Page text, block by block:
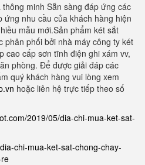
minh Sẵn sàng đáp ứng các
nhu cầu của khách hàng hiện
mẫu mới.Sản phẩm két sắt
phân phối bởi nhà máy công ty két
cao cấp sơn tĩnh điện ghi xám vv,
phòng. Để được giải đáp các
quý khách hàng vui lòng xem
hoặc liên hệ trực tiếp theo số
2019/05/dia-chi-mua-ket-sat-
chi-mua-ket-sat-chong-chay-